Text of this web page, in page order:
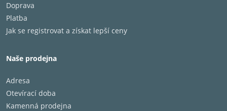
Doprava
Platba
Jak se registrovat a získat lepší ceny
Naše prodejna
Adresa
Otevírací doba
Kamenná prodejna